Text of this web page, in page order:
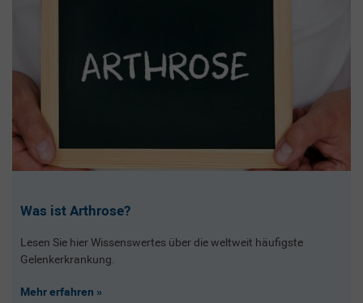
Was ist Arthrose?
Lesen Sie hier Wissenswertes über die weltweit häufigste
Gelenkerkrankung.
Mehr erfahren